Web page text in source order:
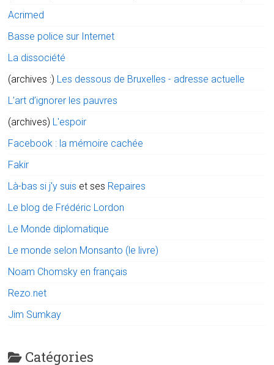
Acrimed
Basse police sur Internet
La dissociété
(archives :) Les dessous de Bruxelles - adresse actuelle
L’art d’ignorer les pauvres
(archives) L'espoir
Facebook : la mémoire cachée
Fakir
Là-bas si j'y suis et ses Repaires
Le blog de Frédéric Lordon
Le Monde diplomatique
Le monde selon Monsanto (le livre)
Noam Chomsky en français
Rezo.net
Jim Sumkay
Catégories